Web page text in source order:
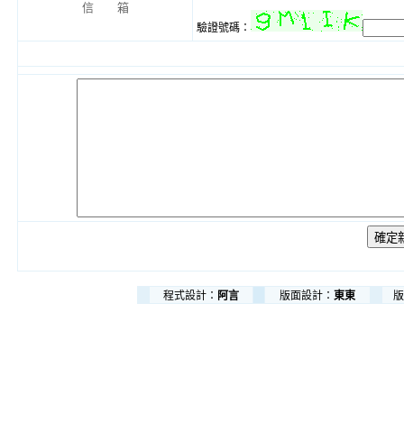
信 箱
驗證號碼：
程式設計： 阿言 版面設計： 東東